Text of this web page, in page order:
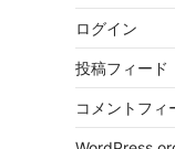
ログイン
投稿フィード
コメントフィ